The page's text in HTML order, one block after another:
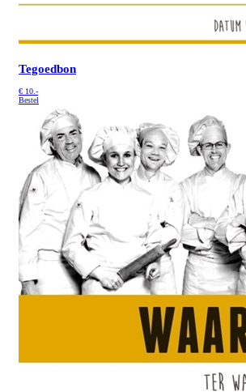
Tegoedbon
€ 10.-
Bestel